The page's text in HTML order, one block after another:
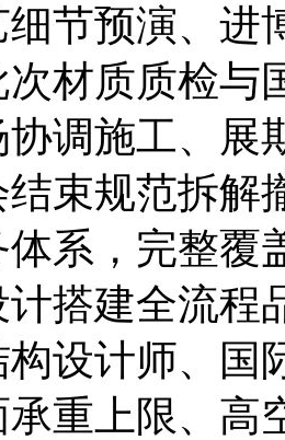
节预演、进
材质质检与
调施工、展
束规范拆解
系，完整覆
搭建全流程
设计师、国
重上限、高